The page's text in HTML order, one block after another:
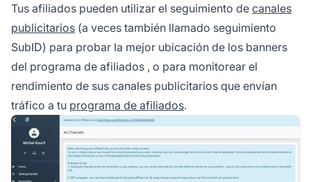
Tus afiliados pueden utilizar el seguimiento de canales
publicitarios (a veces también llamado seguimiento
SubID) para probar la mejor ubicación de los banners
del programa de afiliados , o para monitorear el
rendimiento de sus canales publicitarios que envían
tráfico a tu programa de afiliados.